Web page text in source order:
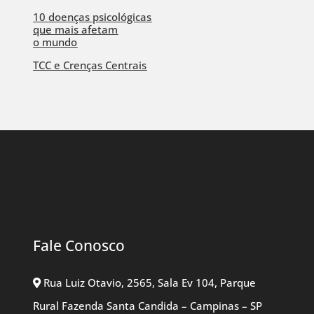
10 doenças psicológicas
que mais afetam
o mundo
TCC e Crenças Centrais
Fale Conosco
Rua Luiz Otavio, 2565, Sala Ev 104, Parque
Rural Fazenda Santa Candida – Campinas – SP